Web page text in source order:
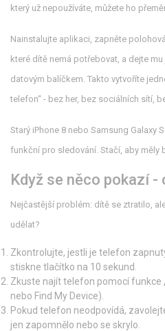
který už nepoužíváte, můžete ho
Nainstalujte aplikaci, zapněte
které dítě nemá potřebovat, a dejte
datovým balíčkem. Takto vytvoříte
telefon“ - bez her, bez sociálních sítí,
Starý iPhone 8 nebo Samsung Galaxy
funkční pro sledování. Stačí, aby měly
Když se něco pokazí -
Nejčastější problém: dítě se ztratilo,
udělat?
Zkontrolujte, jestli je telefon
stiskne tlačítko na 10 sekund.
Zkuste najít telefon pomocí funkce
nebo Find My Device).
Pokud telefon neodpovídá,
jen zapomnělo nebo se skrylo.